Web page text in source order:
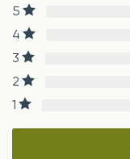
5
4
3
2
1